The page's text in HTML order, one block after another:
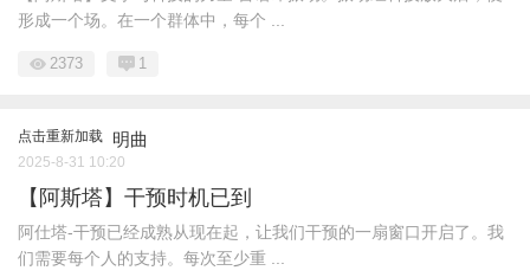
形成一个场。在一个群体中，每个 ...
2373 1
点击重新加载 明曲
2025-8-31 10:20
【阿斯塔】干预时机已到
阿仕塔-干预已经成熟从现在起，让我们干预的一扇窗口开启了。我
们需要每个人的支持。每次至少重 ...